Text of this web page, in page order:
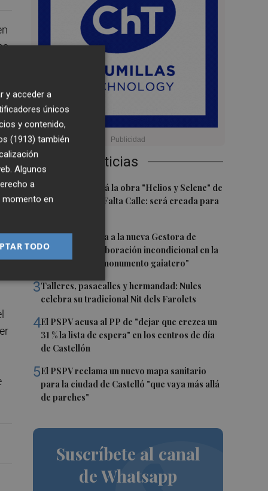
Últimas Noticias
1
Castelló acogerá la obra "Helios y Selene" de
la compañía Te Falta Calle: será creada para
2Castelló traslada a la nueva Gestora de
Gaiates su "colaboración incondicional en la
promoción del monumento gaiatero"
3Talleres, pasacalles y hermandad: Nules
celebra su tradicional Nit dels Farolets
4El PSPV acusa al PP de "dejar que crezca un
31 % la lista de espera" en los centros de día
de Castellón
5El PSPV reclama un nuevo mapa sanitario
para la ciudad de Castelló "que vaya más allá
de parches"
Suscríbete al canal
de Whatsapp
y acceder a
únicos
y contenido,
(1913) también
Algunos
a
momento en
TODO